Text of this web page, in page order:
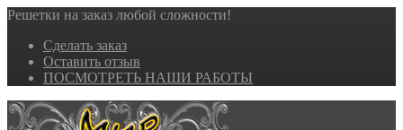
Решетки на заказ любой сложности!
Сделать заказ
Оставить отзыв
ПОСМОТРЕТЬ НАШИ РАБОТЫ